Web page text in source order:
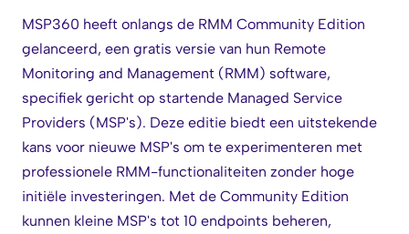
MSP360 heeft onlangs de RMM Community Edition
gelanceerd, een gratis versie van hun Remote
Monitoring and Management (RMM) software,
specifiek gericht op startende Managed Service
Providers (MSP's). Deze editie biedt een uitstekende
kans voor nieuwe MSP's om te experimenteren met
professionele RMM-functionaliteiten zonder hoge
initiële investeringen. Met de Community Edition
kunnen kleine MSP's tot 10 endpoints beheren,